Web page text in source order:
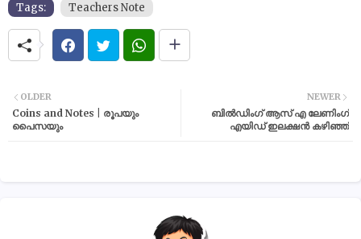
Tags: Teachers Note
NEWER
ബിൽഡിംഗ് ആസ് എ ലേണിംഗ്
എയിഡ് ഇലക്ഷൻ കഴിഞ്ഞ്
OLDER
Coins and Notes | രൂപയും
പൈസയും